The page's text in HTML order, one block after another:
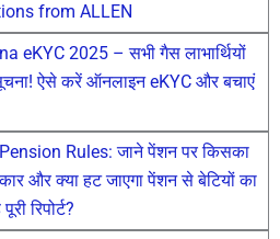
from ALLEN
eKYC 2025 – सभी गैस लाभार्थियों
ऐसे करें ऑनलाइन eKYC और बचाएं
Rules: जाने पेंशन पर किसका
और क्या हट जाएगा पेंशन से बेटियों का
रिपोर्ट?